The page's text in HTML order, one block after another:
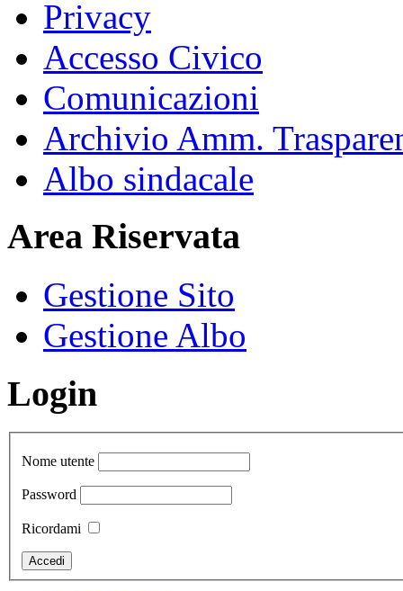
Privacy
Accesso Civico
Comunicazioni
Archivio Amm.
Albo sindacale
Area Riservata
Gestione Sito
Gestione Albo
Login
Nome utente
Password
Ricordami